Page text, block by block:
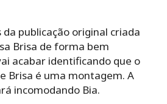
publicação original criada
Brisa de forma bem
acabar identificando que o
Brisa é uma montagem. A
incomodando Bia.